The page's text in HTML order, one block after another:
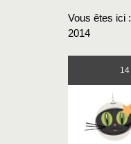
Vous êtes ici :
2014
14